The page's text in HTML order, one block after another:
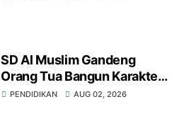
SD Al Muslim Gandeng
Orang Tua Bangun Karakter
Anak Hadapi Tantangan
PENDIDIKAN AUG 02, 2026